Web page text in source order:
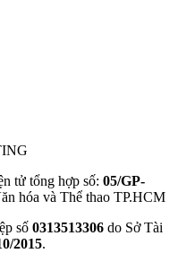
tử tổng hợp số: 05/GP-
hóa và Thể thao TP.HCM
số 0313513306 do Sở Tài
2015.